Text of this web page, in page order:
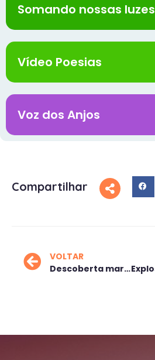
Somando nossas luzes
Vídeo Poesias
Voz dos Anjos
Compartilhar
VOLTAR
Descoberta maravilhosa